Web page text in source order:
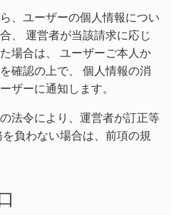
、ユーザーの個人情報につい
、 運営者が当該請求に応じ
場合は、 ユーザーご本人か
確認の上で、 個人情報の消
ザーに通知します。
法令により、運営者が訂正等
負わない場合は、前項の規